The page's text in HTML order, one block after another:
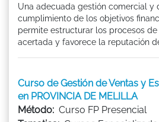
Una adecuada gestión comercial y
cumplimiento de los objetivos
permite estructurar los procesos
acertada y favorece la reputación
Curso de Gestión de Ventas y
en PROVINCIA DE MELILLA
Método: Curso FP Presencial